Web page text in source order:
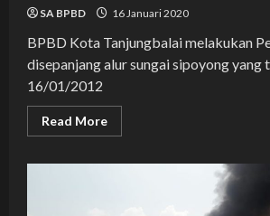
SA BPBD 16 Januari 2020
BPBD Kota Tanjungbalai melakukan
disepanjang alur sungai sipoyong yang
16/01/2012
Read MoreRead
more